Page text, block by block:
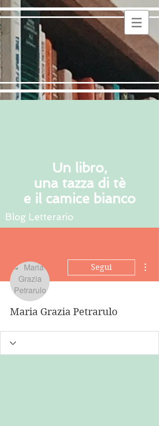
Un libro,
una tazza di tè
e il camice bianco
Blog Letterario
Segui
Maria Grazia Petrarulo